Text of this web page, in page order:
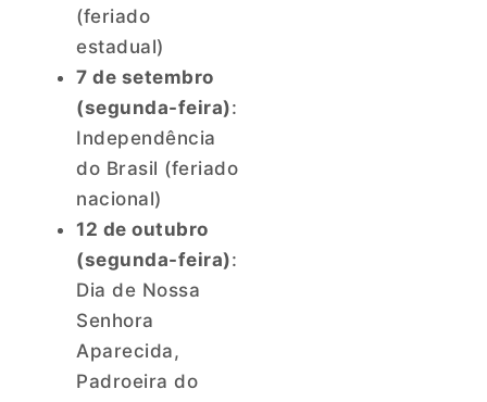
(feriado
estadual)
7 de setembro
(segunda-feira):
Independência
do Brasil (feriado
nacional)
12 de outubro
(segunda-feira):
Dia de Nossa
Senhora
Aparecida,
Padroeira do